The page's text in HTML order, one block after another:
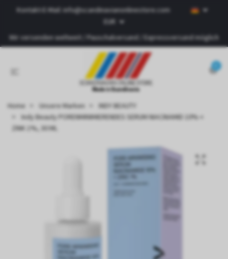
Kontakt-E-Mail: info@scandinavianonlinestore.com
EUR
Wir versenden weltweit / Pauschalversand / Expressversand möglich
Home Unsere Marken
INDY BEAUTY
Indy Beauty PORENMINIMIERENDES SERUM NIACINAMID 10% +
ZINK 1%, 30 ML